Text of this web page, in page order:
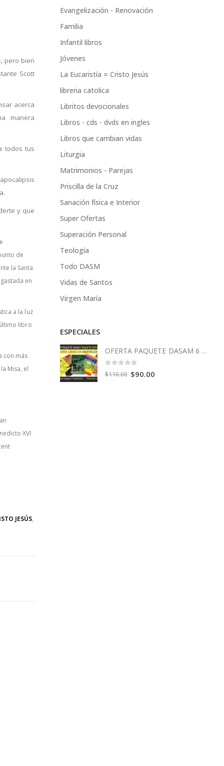
pero bien
Scott
acerca
manera
todos tus
y que
de
la Santa
en
a la luz
libro
con más
Misa, el
XVI
JESÚS,
Evangelización - Renovación
Familia
Infantil libros
Jóvenes
La Eucaristía = Cristo Jesús
libreria catolica
Libritos devocionales
Libros - cds - dvds en ingles
Libros que cambian vidas
Liturgia
Matrimonios - Parejas
Priscilla de la Cruz
Sanación física e Interior
Super Ofertas
Superación Personal
Teología
Todo DASM
Vidas de Santos
Virgen María
ESPECIALES
OFERTA PAQUETE DASAM 6 Libros
0 out of 5
$110.00 Original
$90.00Current